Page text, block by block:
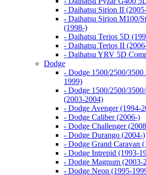
- Daihatsu Sirion II
- Daihatsu Sirion M100/
(1998-)
- Daihatsu Terios 5D
- Daihatsu Terios II
- Daihatsu YRV 5D
Dodge
- Dodge 1500/2500/
1999)
- Dodge 1500/2500/
(2003-2004)
- Dodge Avenger (1994-
- Dodge Caliber (2006-)
- Dodge Challenger
- Dodge Durango (2004-)
- Dodge Grand Caravan
- Dodge Intrepid (1993-
- Dodge Magnum (2003-
- Dodge Neon (1995-